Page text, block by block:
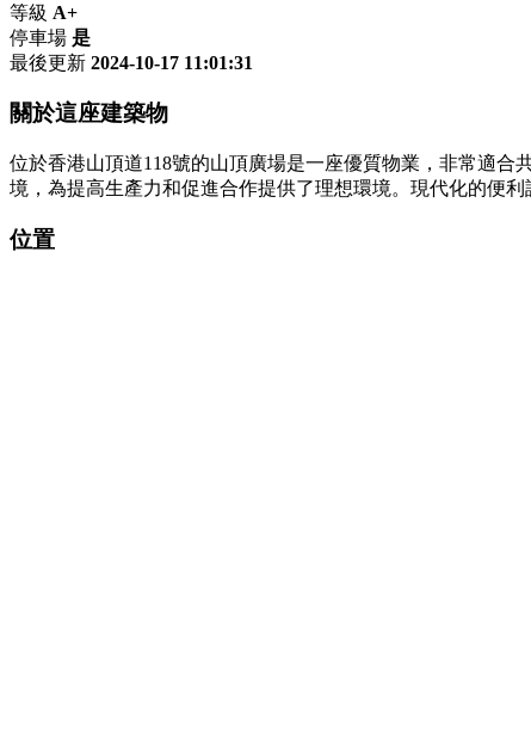
等級 A+
停車場 是
最後更新 2024-10-17 11:01:31
關於這座建築物
位於香港山頂道118號的山頂廣場是一座優質物業，非常適
境，為提高生產力和促進合作提供了理想環境。現代化的便
位置